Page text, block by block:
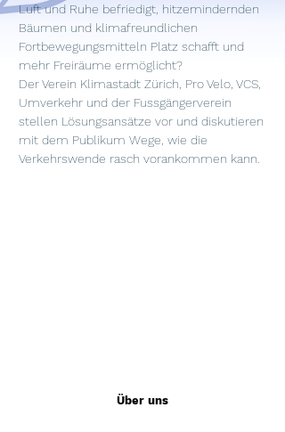
Luft und Ruhe befriedigt, hitzemindernden
Bäumen und klimafreundlichen
Fortbewegungsmitteln Platz schafft und
mehr Freiräume ermöglicht?
Der Verein Klimastadt Zürich, Pro Velo, VCS,
Umverkehr und der Fussgängerverein
stellen Lösungsansätze vor und diskutieren
mit dem Publikum Wege, wie die
Verkehrswende rasch vorankommen kann.
Über uns